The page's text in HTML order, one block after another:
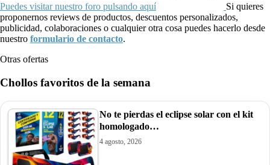
Puedes visitar nuestro foro pulsando aquí
Si quieres
proponernos reviews de productos, descuentos personalizados,
publicidad, colaboraciones o cualquier otra cosa puedes hacerlo desde
nuestro formulario de contacto.
Otras ofertas
Chollos favoritos de la semana
No te pierdas el eclipse solar con el kit
homologado…
4 agosto, 2026